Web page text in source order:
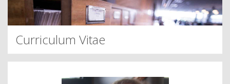
Curriculum Vitae